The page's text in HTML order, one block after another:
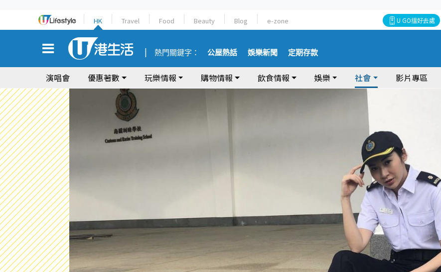
HK Travel Food Beauty Blog e-zone U GO搵好去處
熱門關鍵字： 公屋熱話 娛樂新聞 定期存款
演唱會 優惠著數 玩樂情報 購物情報 飲食情報 娛樂 社會 影片專區